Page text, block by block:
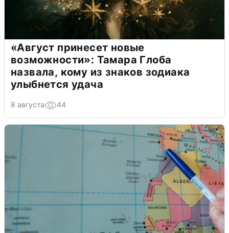
«Август принесет новые
возможности»: Тамара Глоба
назвала, кому из знаков зодиака
улыбнется удача
8 августа 44